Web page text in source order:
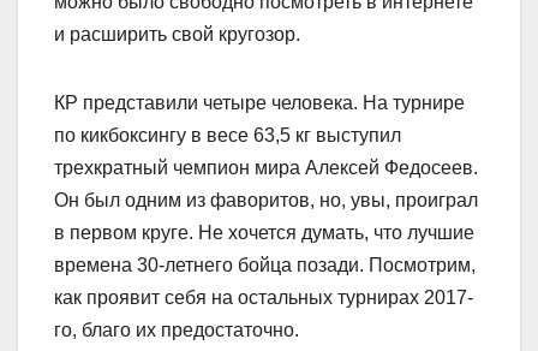
и расширить свой кругозор.
КР представили четыре человека. На турнире
по кикбоксингу в весе 63,5 кг выступил
трехкратный чемпион мира Алексей Федосеев.
Он был одним из фаворитов, но, увы, проиграл
в первом круге. Не хочется думать, что лучшие
времена 30-летнего бойца позади. Посмотрим,
как проявит себя на остальных турнирах 2017-
го, благо их предостаточно.